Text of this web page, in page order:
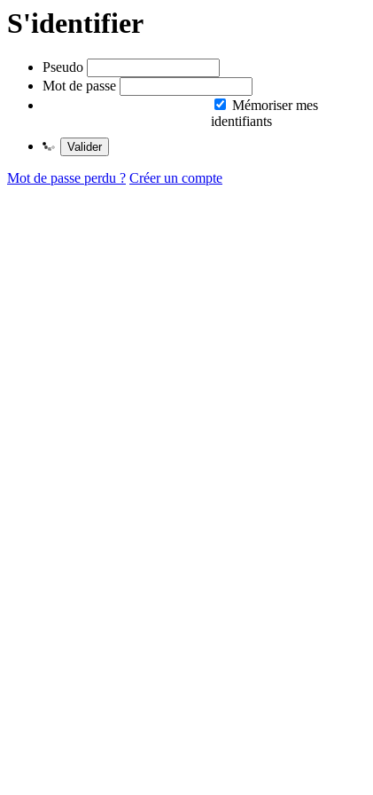
S'identifier
Pseudo
Mot de passe
Mémoriser mes
identifiants
Valider
Mot de passe perdu ? Créer un compte